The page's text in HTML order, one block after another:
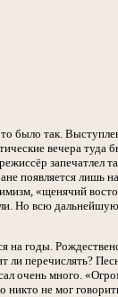
было так.
вечера туда
запечатлел
появляется лишь
«щенячий
Но всю
на годы.
ли перечислять?
очень много.
не мог